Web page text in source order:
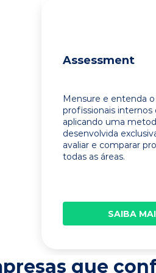
Assessment
Mensure e entenda
profissionais internos
aplicando uma
desenvolvida
avaliar e comparar
todas as áreas.
SAIBA
que